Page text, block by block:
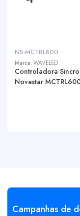
NS-MCTRL600
Marca: WAVELED
Controladora
Novastar
Campanhas de